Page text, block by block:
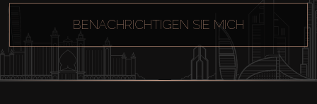
BENACHRICHTIGEN SIE MICH